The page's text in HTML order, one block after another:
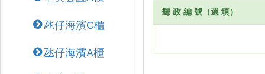
氹仔海濱C櫃
氹仔海濱A櫃
郵 政 編 號（選 填）